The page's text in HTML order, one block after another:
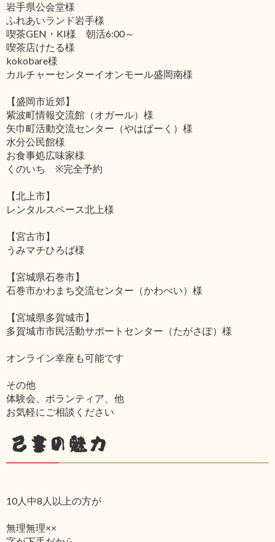
岩手県公会堂様
ふれあいランド岩手様
喫茶GEN・KI様 朝活6:00～
喫茶店けたる様
kokobare様
カルチャーセンターイオンモール盛岡南様
【盛岡市近郊】
紫波町情報交流館（オガール）様
矢巾町活動交流センター（やはぱーく）様
水分公民館様
お食事処広味家様
くのいち ※完全予約
【北上市】
レンタルスペース北上様
【宮古市】
うみマチひろば様
【宮城県石巻市】
石巻市かわまち交流センター（かわべい）様
【宮城県多賀城市】
多賀城市市民活動サポートセンター（たがさぽ）様
オンライン幸座も可能です
その他
体験会、ボランティア、他
お気軽にご相談ください
己書の魅力
10人中8人以上の方が
無理無理××